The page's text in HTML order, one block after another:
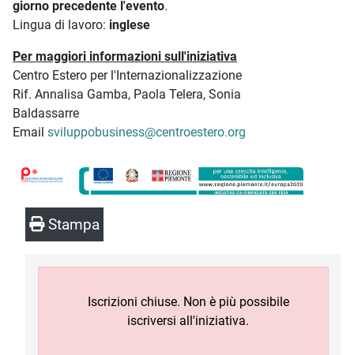
giorno precedente l'evento.
Lingua di lavoro: inglese
Per maggiori informazioni sull'iniziativa
Centro Estero per l'Internazionalizzazione
Rif. Annalisa Gamba, Paola Telera, Sonia
Baldassarre
Email sviluppobusiness@centroestero.org
Stampa
Iscrizioni chiuse. Non è più possibile
iscriversi all'iniziativa.